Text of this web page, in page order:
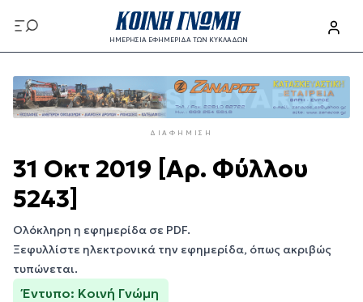
προς
το
περιεχόμενο
ΗΜΕΡΗΣΙΑ ΕΦΗΜΕΡΙΔΑ ΤΩΝ ΚΥΚΛΑΔΩΝ
προς
το
κυρίως
ΔΙΑΦΉΜΙΣΗ
31 Οκτ 2019 [Αρ. Φύλλου
5243]
Ολόκληρη η εφημερίδα σε PDF.
Ξεφυλλίστε ηλεκτρονικά την εφημερίδα, όπως ακριβώς
τυπώνεται.
Έντυπο: Κοινή Γνώμη